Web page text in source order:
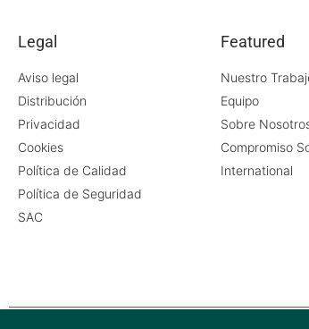
Legal
Aviso legal
Distribución
Privacidad
Cookies
Política de Calidad
Política de Seguridad
SAC
Featured
Nuestro
Equipo
Sobre
Compromiso
International